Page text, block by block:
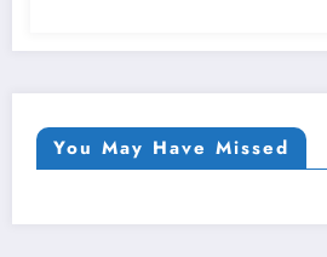
You May Have Missed